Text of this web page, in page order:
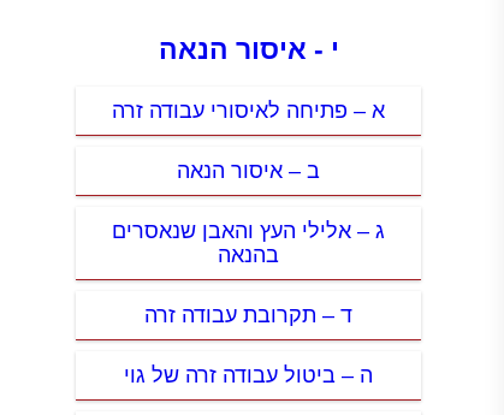
י - איסור הנאה
א – פתיחה לאיסורי עבודה זרה
ב – איסור הנאה
ג – אלילי העץ והאבן שנאסרים
בהנאה
ד – תקרובת עבודה זרה
ה – ביטול עבודה זרה של גוי